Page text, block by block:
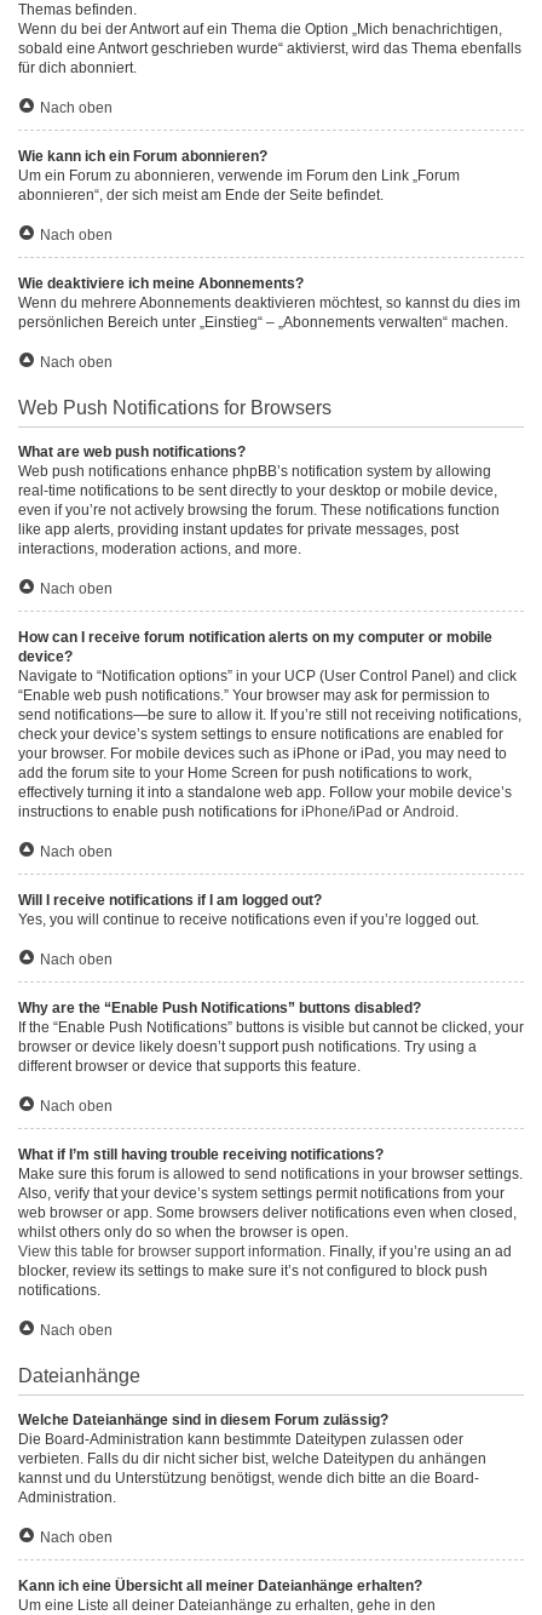
Themas befinden.
Wenn du bei der Antwort auf ein Thema die Option „Mich benachrichtigen,
sobald eine Antwort geschrieben wurde“ aktivierst, wird das Thema ebenfalls
für dich abonniert.
Nach oben
Wie kann ich ein Forum abonnieren?
Um ein Forum zu abonnieren, verwende im Forum den Link „Forum
abonnieren“, der sich meist am Ende der Seite befindet.
Nach oben
Wie deaktiviere ich meine Abonnements?
Wenn du mehrere Abonnements deaktivieren möchtest, so kannst du dies im
persönlichen Bereich unter „Einstieg“ – „Abonnements verwalten“ machen.
Nach oben
Web Push Notifications for Browsers
What are web push notifications?
Web push notifications enhance phpBB’s notification system by allowing
real-time notifications to be sent directly to your desktop or mobile device,
even if you’re not actively browsing the forum. These notifications function
like app alerts, providing instant updates for private messages, post
interactions, moderation actions, and more.
Nach oben
How can I receive forum notification alerts on my computer or mobile
device?
Navigate to “Notification options” in your UCP (User Control Panel) and click
“Enable web push notifications.” Your browser may ask for permission to
send notifications—be sure to allow it. If you’re still not receiving notifications,
check your device’s system settings to ensure notifications are enabled for
your browser. For mobile devices such as iPhone or iPad, you may need to
add the forum site to your Home Screen for push notifications to work,
effectively turning it into a standalone web app. Follow your mobile device’s
instructions to enable push notifications for iPhone/iPad or Android .
Nach oben
Will I receive notifications if I am logged out?
Yes, you will continue to receive notifications even if you’re logged out.
Nach oben
Why are the “Enable Push Notifications” buttons disabled?
If the “Enable Push Notifications” buttons is visible but cannot be clicked, your
browser or device likely doesn’t support push notifications. Try using a
different browser or device that supports this feature.
Nach oben
What if I’m still having trouble receiving notifications?
Make sure this forum is allowed to send notifications in your browser settings.
Also, verify that your device’s system settings permit notifications from your
web browser or app. Some browsers deliver notifications even when closed,
whilst others only do so when the browser is open.
View this table for browser support information. Finally, if you’re using an ad
blocker, review its settings to make sure it’s not configured to block push
notifications.
Nach oben
Dateianhänge
Welche Dateianhänge sind in diesem Forum zulässig?
Die Board-Administration kann bestimmte Dateitypen zulassen oder
verbieten. Falls du dir nicht sicher bist, welche Dateitypen du anhängen
kannst und du Unterstützung benötigst, wende dich bitte an die Board-
Administration.
Nach oben
Kann ich eine Übersicht all meiner Dateianhänge erhalten?
Um eine Liste all deiner Dateianhänge zu erhalten, gehe in den